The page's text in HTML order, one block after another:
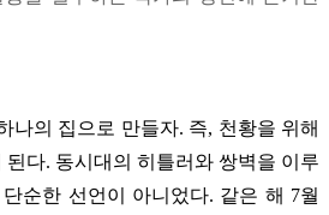
나의 집으로 만들자. 즉, 천황을 위해
다. 동시대의 히틀러와 쌍벽을 이루
순한 선언이 아니었다. 같은 해 7월